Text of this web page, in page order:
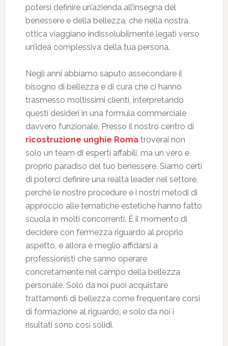
potersi definire un’azienda all’insegna del
benessere e della bellezza, che nella nostra
ottica viaggiano indissolubilmente legati verso
un’idea complessiva della tua persona.
Negli anni abbiamo saputo assecondare il
bisogno di bellezza e di cura che ci hanno
trasmesso moltissimi clienti, interpretando
questi desideri in una formula commerciale
davvero funzionale. Presso il nostro centro di
ricostruzione unghie Roma troverai non
solo un team di esperti affabili, ma un vero e
proprio paradiso del tuo benessere. Siamo certi
di poterci definire una realtà leader nel settore,
perché le nostre procedure e i nostri metodi di
approccio alle tematiche estetiche hanno fatto
scuola in molti concorrenti. È il momento di
decidere con fermezza riguardo al proprio
aspetto, e allora è meglio affidarsi a
professionisti che sanno operare
concretamente nel campo della bellezza
personale. Solo da noi puoi acquistare
trattamenti di bellezza come frequentare corsi
di formazione al riguardo, e solo da noi i
risultati sono così solidi.